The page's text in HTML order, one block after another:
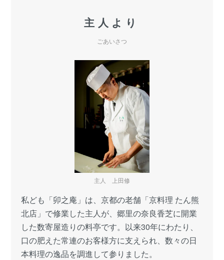
主人より
ごあいさつ
主人 上田修
私ども「卯之庵」は、京都の老舗「京料理 たん熊
北店」で修業した主人が、郷里の奈良香芝に開業
した数寄屋造りの料亭です。以来30年にわたり、
口の肥えた常連のお客様方に支えられ、数々の日
本料理の逸品を調進して参りました。